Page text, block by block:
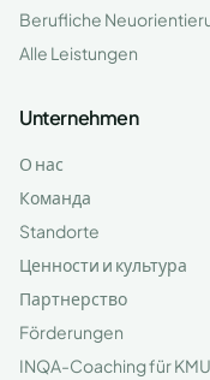
Berufliche
Alle Leistungen
Unternehmen
О нас
Команда
Standorte
Ценности и культура
Партнерство
Förderungen
INQA-Coaching für KMU